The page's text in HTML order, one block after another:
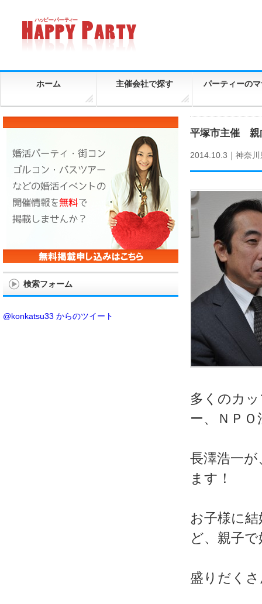
ホーム 主催会社で探す パーティーの
平塚市主催 親
2014.10.3｜ 神奈川
多くのカ
ー、ＮＰ
長澤浩一
ます！
お子様に
ど、親子
盛りだく
検索フォーム
@konkatsu33 からのツイート